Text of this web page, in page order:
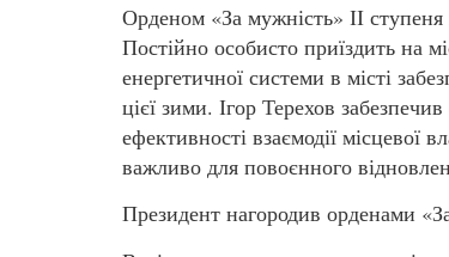
Орденом «За мужність» ІІ
Постійно особисто приїздить на
енергетичної системи в місті
цієї зими. Ігор Терехов
ефективності взаємодії
важливо для повоєнного
Президент нагородив орденами